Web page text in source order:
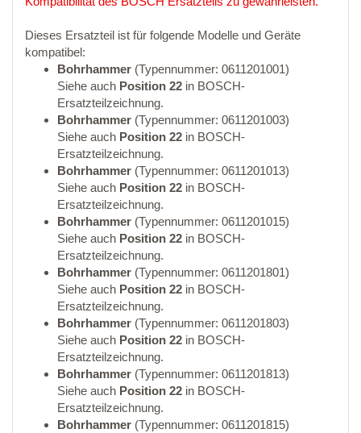
Dieses Ersatzteil ist für folgende Modelle und Geräte
kompatibel:
Bohrhammer (Typennummer: 0611201001)
Siehe auch Position 22 in BOSCH-
Ersatzteilzeichnung.
Bohrhammer (Typennummer: 0611201003)
Siehe auch Position 22 in BOSCH-
Ersatzteilzeichnung.
Bohrhammer (Typennummer: 0611201013)
Siehe auch Position 22 in BOSCH-
Ersatzteilzeichnung.
Bohrhammer (Typennummer: 0611201015)
Siehe auch Position 22 in BOSCH-
Ersatzteilzeichnung.
Bohrhammer (Typennummer: 0611201801)
Siehe auch Position 22 in BOSCH-
Ersatzteilzeichnung.
Bohrhammer (Typennummer: 0611201803)
Siehe auch Position 22 in BOSCH-
Ersatzteilzeichnung.
Bohrhammer (Typennummer: 0611201813)
Siehe auch Position 22 in BOSCH-
Ersatzteilzeichnung.
Bohrhammer (Typennummer: 0611201815)